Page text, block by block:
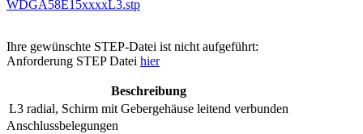
WDGA58E15xxxxL3.stp
Ihre gewünschte STEP-Datei ist nicht aufgeführt:
Anforderung STEP Datei hier
Beschreibung
L3 radial, Schirm mit Gebergehäuse leitend verbunden
Anschlussbelegungen